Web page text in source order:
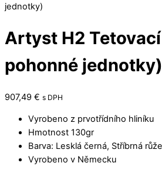
jednotky)
Artyst H2
pohonné jednotky)
907,49 € s DPH
Vyrobeno z prvotřídního hliníku
Hmotnost 130gr
Barva: Lesklá černá, Stříbrná
Vyrobeno v Německu